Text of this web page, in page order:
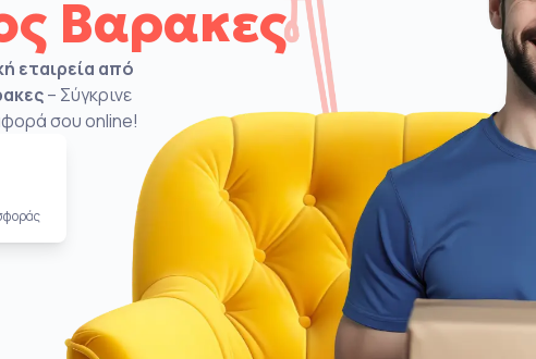
Βαρακες
εταιρεία από
– Σύγκρινε
σου online!